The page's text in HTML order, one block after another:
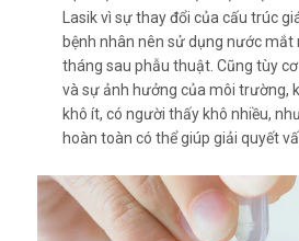
Lasik vì sự thay đổi của cấu trúc
bệnh nhân nên sử dụngnước mắt
tháng sau phẫu thuật. Cũng tùy
và sự ảnh hưởng của môi trường,
khô ít, có người thấy khô nhiều,
hoàn toàn có thể giúp giải quyết